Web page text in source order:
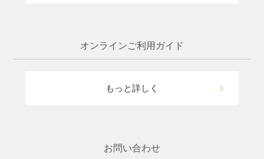
オンラインご利用ガイド
もっと詳しく
お問い合わせ